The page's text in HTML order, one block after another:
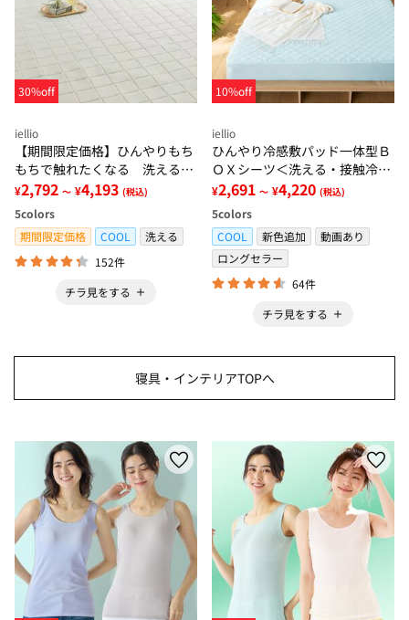
30%off
iellio
【期間限定価格】ひんやりもち
もちで触れたくなる 洗えるラ
グ＜低反発・滑りにくい・接触
冷感・防ダニ・カーペット＞
¥2,792 ～ ¥4,193 (税込)
5colors
期間限定価格
COOL
洗える
152件
チラ見をする
10%off
iellio
ひんやり冷感敷パッド一体型Ｂ
ＯＸシーツ＜洗える・接触冷
感・抗菌防臭・時短・家事楽・
ボックスシーツ・寝苦しさ対策
＞
¥2,691 ～ ¥4,220 (税込)
5colors
COOL
新色追加
動画あり
ロングセラー
64件
チラ見をする
寝具・インテリアTOPへ